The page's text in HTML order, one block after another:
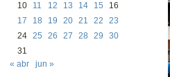
10
11 12 13 14 15
16
17
18 19 20 21 22
23
24 25 26 27 28 29
30
31
« abr
jun »